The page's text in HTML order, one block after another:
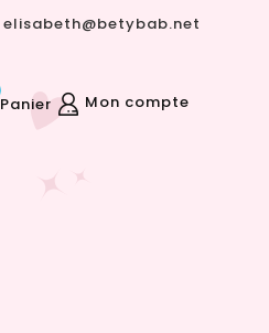
elisabeth@betybab.net
Mon compte
Panier